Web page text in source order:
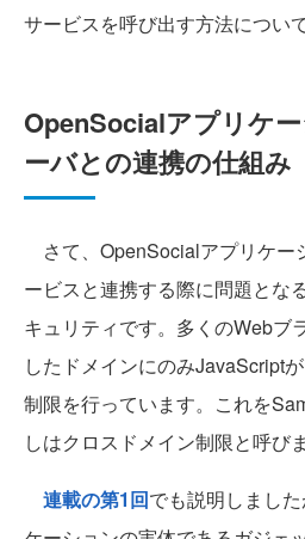
サービスを呼び出す方法につい
OpenSocialアプリケ
ーバとの連携の仕組み
さて、OpenSocialアプリケー
ービスと連携する際に問題とな
キュリティです。多くのWebブ
したドメインにのみJavaScript
制限を行っています。これを
しはクロスドメイン制限と呼びま
連載の第1回でも説明しまし